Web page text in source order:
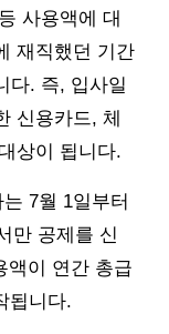
사용액에 대
재직했던 기간
다. 즉, 입사일
신용카드, 체
상이 됩니다.
7월 1일부터
만 공제를 신
액이 연간 총급
됩니다.